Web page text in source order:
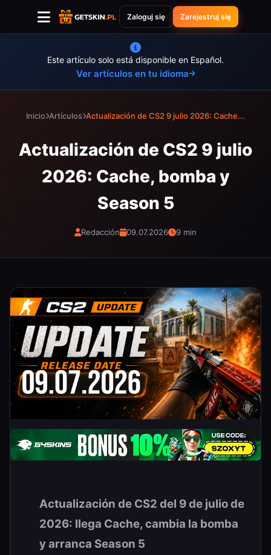
Zaloguj się Zarejestruj się
Este artículo solo está disponible en Español.
Ver artículos en tu idioma
Inicio Artículos Actualización de CS2 9 julio 2026: Cache...
Actualización de CS2 9 julio
2026: Cache, bomba y
Season 5
Redacción 09.07.2026 9 min
Actualización de CS2 del 9 de julio de
2026: llega Cache, cambia la bomba
y arranca Season 5